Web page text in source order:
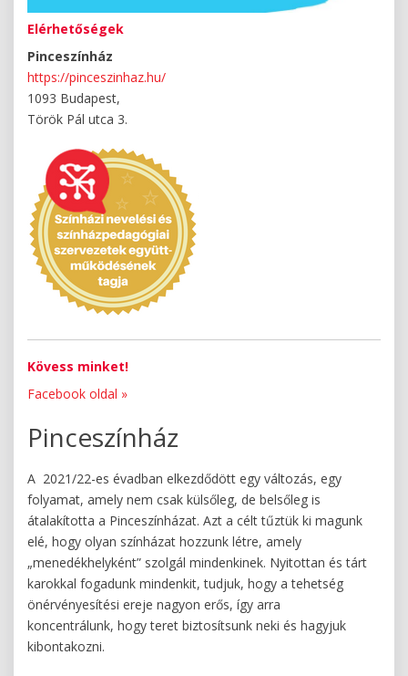
Elérhetőségek
Pinceszínház
https://pinceszinhaz.hu/
1093 Budapest,
Török Pál utca 3.
Kövess minket!
Facebook oldal »
Pinceszínház
A 2021/22-es évadban elkezdődött egy változás, egy
folyamat, amely nem csak külsőleg, de belsőleg is
átalakította a Pinceszínházat. Azt a célt tűztük ki magunk
elé, hogy olyan színházat hozzunk létre, amely
„menedékhelyként” szolgál mindenkinek. Nyitottan és tárt
karokkal fogadunk mindenkit, tudjuk, hogy a tehetség
önérvényesítési ereje nagyon erős, így arra
koncentrálunk, hogy teret biztosítsunk neki és hagyjuk
kibontakozni.